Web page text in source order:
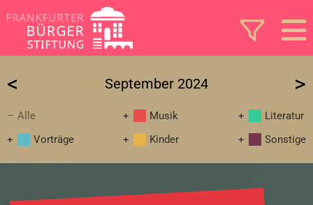
September 2024
< >
Alle Musik
Literatur
Vorträge
Kinder Sonstige